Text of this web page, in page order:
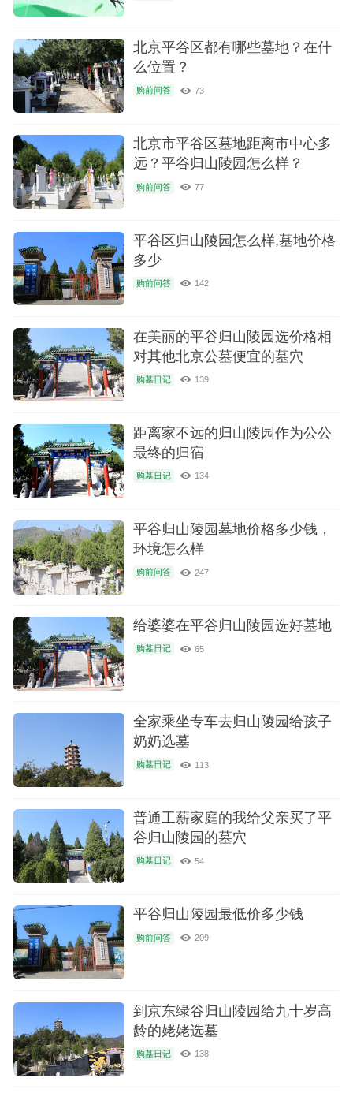
北京平谷区都有哪些墓地？在什
么位置？
购前问答 73
北京市平谷区墓地距离市中心多
远？平谷归山陵园怎么样？
购前问答 77
平谷区归山陵园怎么样,墓地价格
多少
购前问答 142
在美丽的平谷归山陵园选价格相
对其他北京公墓便宜的墓穴
购墓日记 139
距离家不远的归山陵园作为公公
最终的归宿
购墓日记 134
平谷归山陵园墓地价格多少钱，
环境怎么样
购前问答 247
给婆婆在平谷归山陵园选好墓地
购墓日记 65
全家乘坐专车去归山陵园给孩子
奶奶选墓
购墓日记 113
普通工薪家庭的我给父亲买了平
谷归山陵园的墓穴
购墓日记 54
平谷归山陵园最低价多少钱
购前问答 209
到京东绿谷归山陵园给九十岁高
龄的姥姥选墓
购墓日记 138